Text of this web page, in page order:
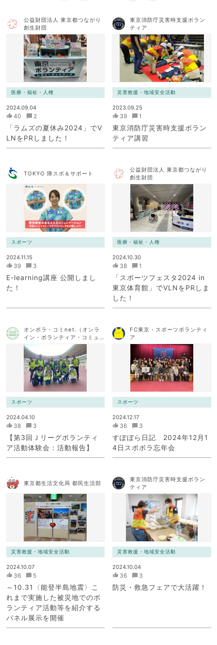
公益財団法人 東京都つながり
創生財団
医療・福祉・人権
2024.09.04
40 2
「ラムズの夏休み2024」でV
LNをPRしました！
東京消防庁災害時支援ボラン
ティア
災害救援・地域安全活動
2023.09.25
39 1
東京消防庁災害時支援ボラン
ティア講習
TOKYO 障スポ＆サポート
スポーツ
2024.11.15
39 3
E-learning講座 公開しまし
た！
公益財団法人 東京都つながり
創生財団
医療・福祉・人権
2024.10.30
38 1
「スポーツフェスタ2024 in
東京体育館」でVLNをPRしま
した！
オンボラ・コミnet.（オンラ
イン・ボランティア・コミュ
ニケーション・ネットワー
ク）
スポーツ
2024.04.10
38 3
【第3回Ｊリーグボランティ
ア活動体験会：活動報告】
FC東京・スポーツボランティ
ア
スポーツ
2024.12.17
36 3
すぽぼら日記 2024年12月1
4日スポボラ忘年会
東京都生活文化局 都民生活部
災害救援・地域安全活動
2024.10.07
36 5
～10.31〈能登半島地震〉こ
れまで実施した被災地でのボ
ランティア活動等を紹介する
パネル展示を開催
東京消防庁災害時支援ボラン
ティア
災害救援・地域安全活動
2024.10.04
36 3
防災・救急フェアで大活躍！